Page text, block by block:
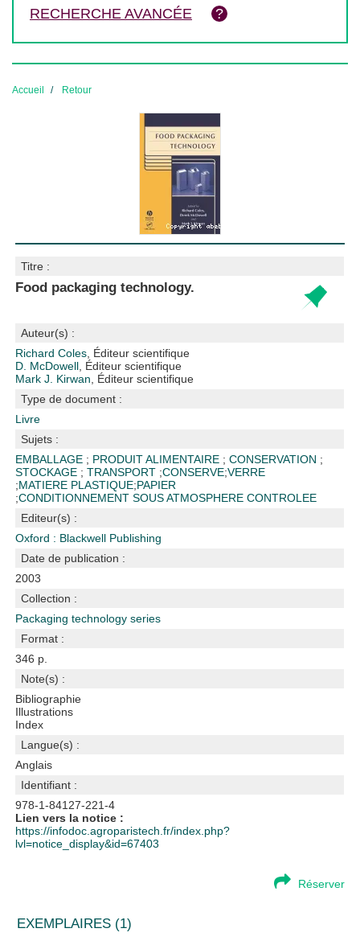
RECHERCHE AVANCÉE
Accueil Retour
Titre :
Food packaging technology.
Auteur(s) :
Richard Coles , Éditeur scientifique
D. McDowell , Éditeur scientifique
Mark J. Kirwan , Éditeur scientifique
Type de document :
Livre
Sujets :
EMBALLAGE ; PRODUIT ALIMENTAIRE ;CONSERVATION ;
STOCKAGE ;TRANSPORT ;CONSERVE;VERRE
;MATIERE PLASTIQUE;PAPIER
;CONDITIONNEMENT SOUS ATMOSPHERE CONTROLEE
Editeur(s) :
Oxford : Blackwell Publishing
Date de publication :
2003
Collection :
Packaging technology series
Format :
346 p.
Note(s) :
Bibliographie
Illustrations
Index
Langue(s) :
Anglais
Identifiant :
978-1-84127-221-4
Lien vers la notice :
https://infodoc.agroparistech.fr/index.php?
lvl=notice_display&id=67403
Réserver
EXEMPLAIRES (1)